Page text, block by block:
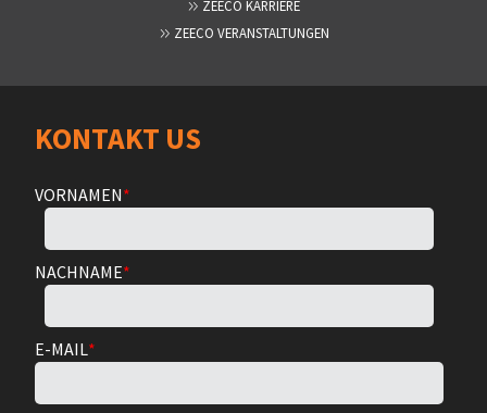
ZEECO KARRIERE
ZEECO VERANSTALTUNGEN
KONTAKT US
VORNAMEN*
NACHNAME*
E-MAIL*